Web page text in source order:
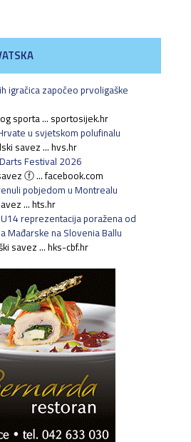
igračica započeo prvoligaške
sporta ... sportosijek.hr
u svjetskom polufinalu
savez ... hvs.hr
Festival 2026
ⓕ ... facebook.com
pobjedom u Montrealu
... hts.hr
reprezentacija poražena od
Mađarske na Slovenia Ballu
savez ... hks-cbf.hr